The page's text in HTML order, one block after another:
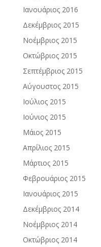
Ιανουάριος 2016
Δεκέμβριος 2015
Νοέμβριος 2015
Οκτώβριος 2015
Σεπτέμβριος 2015
Αύγουστος 2015
Ιούλιος 2015
Ιούνιος 2015
Μάιος 2015
Απρίλιος 2015
Μάρτιος 2015
Φεβρουάριος 2015
Ιανουάριος 2015
Δεκέμβριος 2014
Νοέμβριος 2014
Οκτώβριος 2014